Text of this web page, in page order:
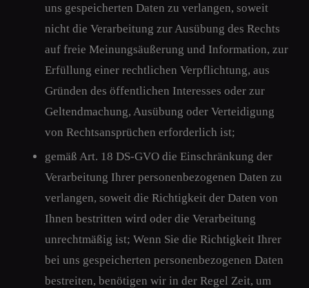
uns gespeicherten Daten zu verlangen, soweit
nicht die Verarbeitung zur Ausübung des Rechts
auf freie Meinungsäußerung und Information, zur
Erfüllung einer rechtlichen Verpflichtung, aus
Gründen des öffentlichen Interesses oder zur
Geltendmachung, Ausübung oder Verteidigung
von Rechtsansprüchen erforderlich ist;
gemäß Art. 18 DS-GVO die Einschränkung der
Verarbeitung Ihrer personenbezogenen Daten zu
verlangen, soweit die Richtigkeit der Daten von
Ihnen bestritten wird oder die Verarbeitung
unrechtmäßig ist; Wenn Sie die Richtigkeit Ihrer
bei uns gespeicherten personenbezogenen Daten
bestreiten, benötigen wir in der Regel Zeit, um